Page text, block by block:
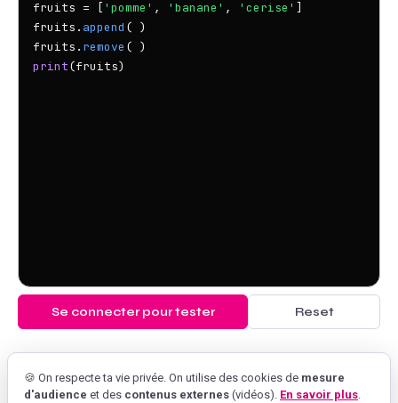
fruits = [ 'pomme' , 'banane' , 'cerise' ]
fruits. append ( )
fruits. remove
print
Se connecter pour tester Reset
🍪 On respecte ta vie privée. On utilise des cookies de mesure
d'audience et des contenus externes (vidéos). En savoir plus.